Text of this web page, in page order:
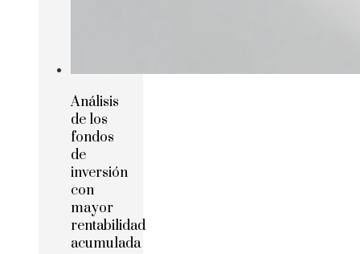
Análisis
de los
fondos
de
inversión
con
mayor
rentabilidad
acumulada